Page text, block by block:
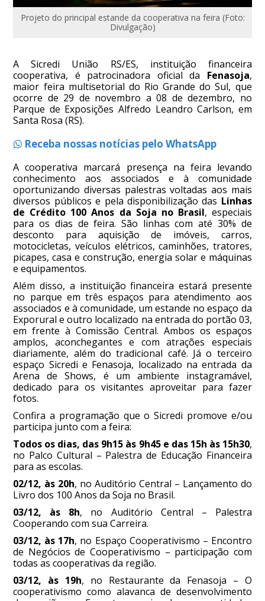
Projeto do principal estande da cooperativa na feira (Foto:
Divulgação)
A Sicredi União RS/ES, instituição financeira
cooperativa, é patrocinadora oficial da Fenasoja,
maior feira multisetorial do Rio Grande do Sul, que
ocorre de 29 de novembro a 08 de dezembro, no
Parque de Exposições Alfredo Leandro Carlson, em
Santa Rosa (RS).
Receba nossas notícias pelo WhatsApp
A cooperativa marcará presença na feira levando
conhecimento aos associados e à comunidade
oportunizando diversas palestras voltadas aos mais
diversos públicos e pela disponibilização das Linhas
de Crédito 100 Anos da Soja no Brasil, especiais
para os dias de feira. São linhas com até 30% de
desconto para aquisição de imóveis, carros,
motocicletas, veículos elétricos, caminhões, tratores,
picapes, casa e construção, energia solar e máquinas
e equipamentos.
Além disso, a instituição financeira estará presente
no parque em três espaços para atendimento aos
associados e à comunidade, um estande no espaço da
Exporural e outro localizado na entrada do portão 03,
em frente à Comissão Central. Ambos os espaços
amplos, aconchegantes e com atrações especiais
diariamente, além do tradicional café. Já o terceiro
espaço Sicredi e Fenasoja, localizado na entrada da
Arena de Shows, é um ambiente instagramável,
dedicado para os visitantes aproveitar para fazer
fotos.
Confira a programação que o Sicredi promove e/ou
participa junto com a feira:
Todos os dias, das 9h15 às 9h45 e das 15h às 15h30,
no Palco Cultural – Palestra de Educação Financeira
para as escolas.
02/12, às 20h, no Auditório Central – Lançamento do
Livro dos 100 Anos da Soja no Brasil.
03/12, às 8h, no Auditório Central – Palestra
Cooperando com sua Carreira.
03/12, às 17h, no Espaço Cooperativismo – Encontro
de Negócios de Cooperativismo – participação com
todas as cooperativas da região.
03/12, às 19h, no Restaurante da Fenasoja – O
cooperativismo como alavanca de desenvolvimento